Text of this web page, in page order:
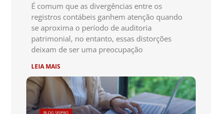
É comum que as divergências entre os
registros contábeis ganhem atenção quando
se aproxima o período de auditoria
patrimonial, no entanto, essas distorções
deixam de ser uma preocupação
LEIA MAIS